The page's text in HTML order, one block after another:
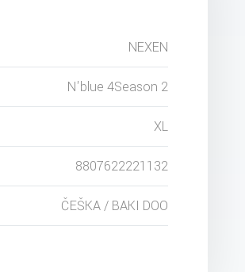
NEXEN
N'blue 4Season 2
XL
8807622221132
ČEŠKA / BAKI DOO